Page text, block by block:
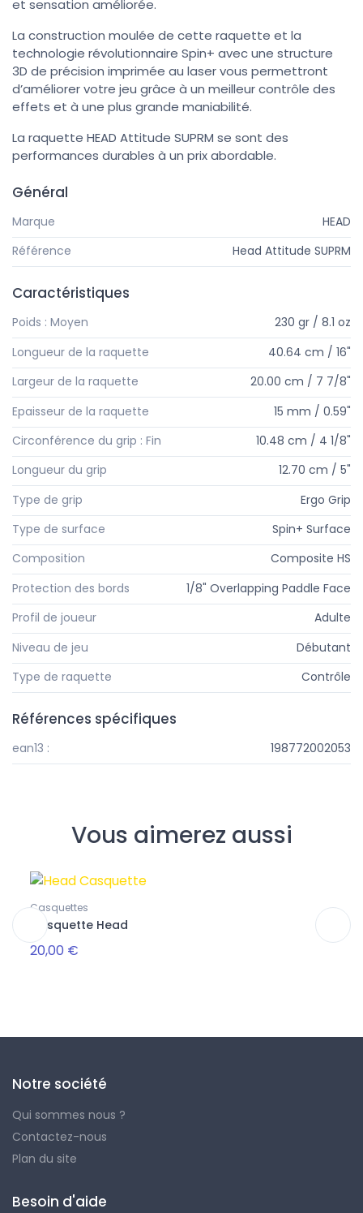
et sensation améliorée.
La construction moulée de cette raquette et la
technologie révolutionnaire Spin+ avec une structure
3D de précision imprimée au laser vous permettront
d’améliorer votre jeu grâce à un meilleur contrôle des
effets et à une plus grande maniabilité.
La raquette HEAD Attitude SUPRM se sont des
performances durables à un prix abordable.
Général
Marque
HEAD
Référence
Head Attitude SUPRM
Caractéristiques
Poids : Moyen
230 gr / 8.1 oz
Longueur de la raquette
40.64 cm / 16"
Largeur de la raquette
20.00 cm / 7 7/8"
Epaisseur de la raquette
15 mm / 0.59"
Circonférence du grip : Fin
10.48 cm / 4 1/8"
Longueur du grip
12.70 cm / 5"
Type de grip
Ergo Grip
Type de surface
Spin+ Surface
Composition
Composite HS
Protection des bords
1/8" Overlapping Paddle Face
Profil de joueur
Adulte
Niveau de jeu
Débutant
Type de raquette
Contrôle
Références spécifiques
ean13 : 198772002053
Vous aimerez aussi
Casquettes
Casquette Head
20,00 €
Sacs
Notre société
Qui sommes nous ?
Contactez-nous
Plan du site
Besoin d'aide